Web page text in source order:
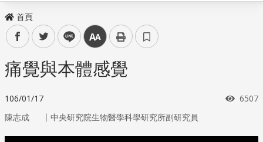
首頁
facebooktwitter line 中
痛覺與本體感覺
106/01/17 瀏覽
6507
陳志成 ｜ 中央研究院生物醫學科學研究所副研究員